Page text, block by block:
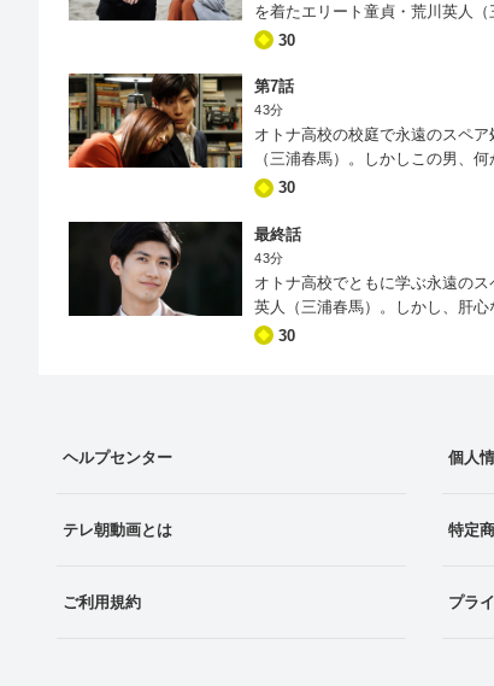
を着たエリート童貞・荒川英人
の情報とともに拡散し始めた！
かかることが…。
30
第7話
43分
オトナ高校の校庭で永遠のスペ
（三浦春馬）。しかしこの男、
ま、英人の告白は宙ぶらりんに
30
最終話
43分
オトナ高校でともに学ぶ永遠の
英人（三浦春馬）。しかし、肝
姫谷さくら（松井愛莉）が英人
30
ヘルプセンター
テレ朝動画とは
ご利用規約
個人
特定
プラ